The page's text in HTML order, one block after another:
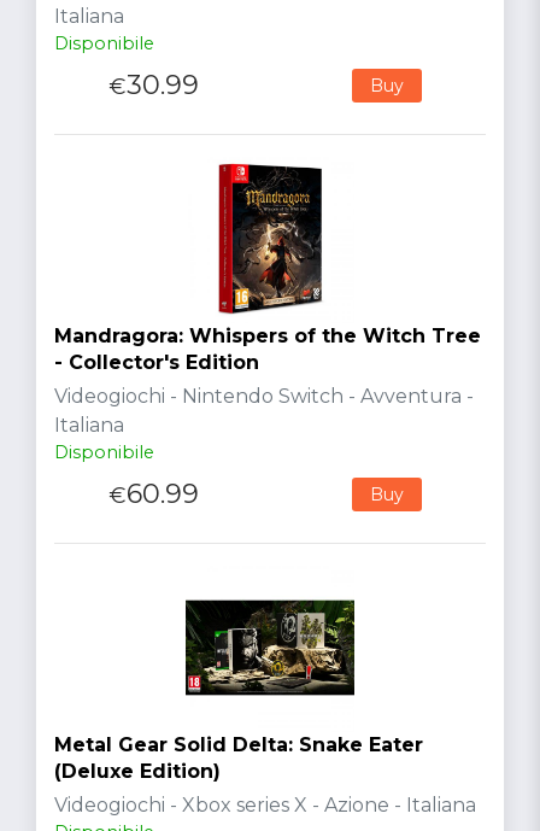
Italiana
Disponibile
€30.99 Buy
Mandragora: Whispers of the Witch Tree
- Collector's Edition
Videogiochi - Nintendo Switch - Avventura -
Italiana
Disponibile
€60.99 Buy
Metal Gear Solid Delta: Snake Eater
(Deluxe Edition)
Videogiochi - Xbox series X - Azione - Italiana